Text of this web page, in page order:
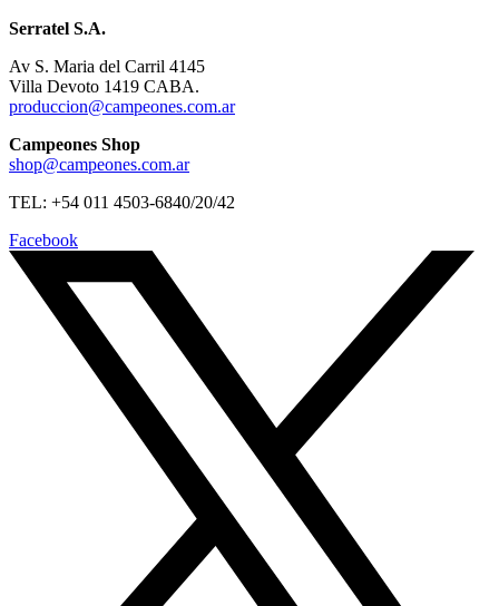
Serratel S.A.
Av S. Maria del Carril 4145
Villa Devoto 1419 CABA.
produccion@campeones.com.ar
Campeones Shop
shop@campeones.com.ar
TEL: +54 011 4503-6840/20/42
Facebook